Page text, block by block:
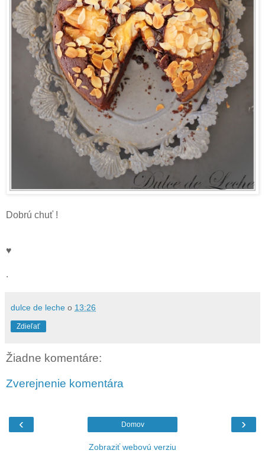
Dobrú chuť !
♥
.
dulce de leche o 13:26
Zdieľať
Žiadne komentáre:
Zverejnenie komentára
‹ ›
Domov
Zobraziť webovú verziu